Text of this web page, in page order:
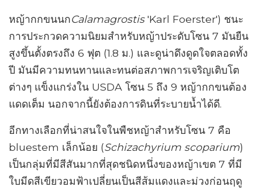
หญ้ากกขนนกCalamagrostis'Karl Foerster') ชนะ
การประกวดความนิยมสำหรับหญ้าประดับโซน 7 มันยืน
สูงขึ้นตั้งตรงถึง 6 ฟุต (1.8 ม.) และดูน่าดึงดูดใจตลอดทั้ง
ปี มันมีความทนทานและทนต่อสภาพการเจริญเติบโต
ต่างๆ แข็งแกร่งใน USDA โซน 5 ถึง 9 หญ้ากกขนต้อง
แดดเต็ม นอกจากนี้ยังต้องการดินที่ระบายน้ำได้ดี.
อีกทางเลือกที่น่าสนใจในพืชหญ้าสำหรับโซน 7 คือ
bluestem เล็กน้อย (Schizachyrium scoparium)
เป็นกลุ่มที่มีสีสันมากที่สุดชนิดหนึ่งของหญ้าเขต 7 ที่มี
ใบมีดสีเขียวอมฟ้าเปลี่ยนเป็นสีส้มแดงและม่วงก่อนฤดู